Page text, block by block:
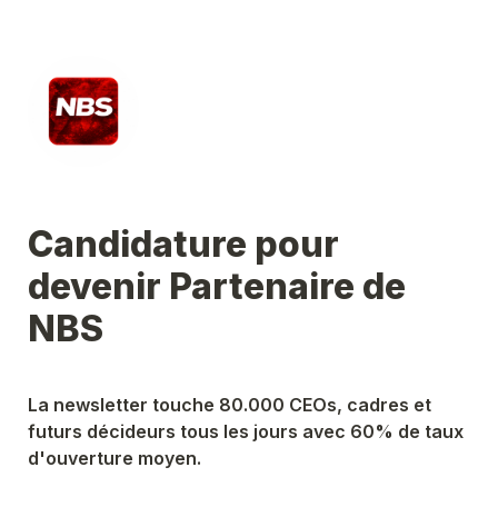
Candidature pour
devenir Partenaire de
NBS
La newsletter touche 80.000 CEOs, cadres et
futurs décideurs tous les jours avec 60% de taux
d'ouverture moyen.